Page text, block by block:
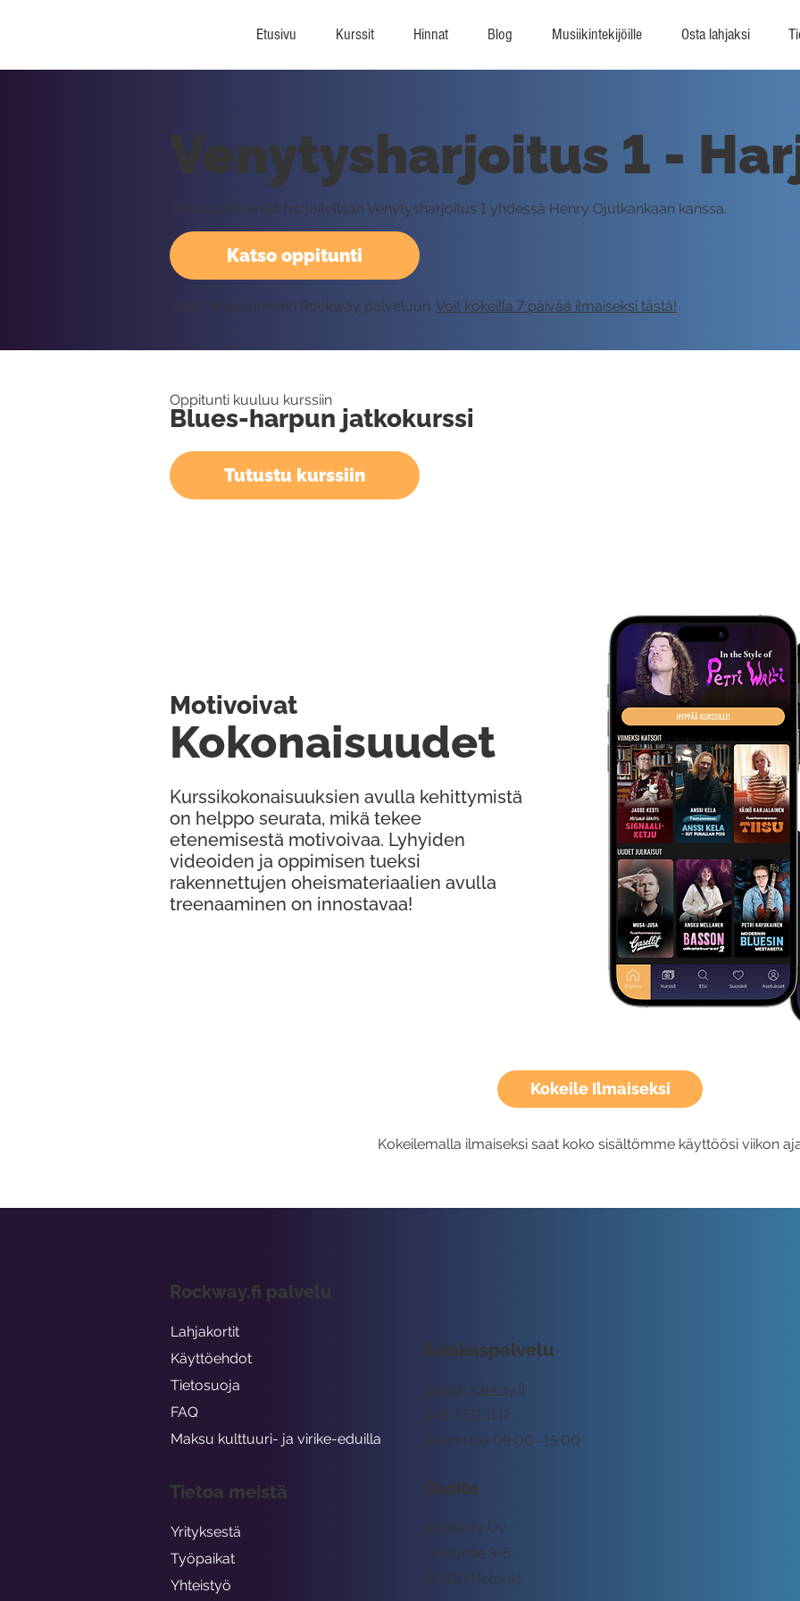
Etusivu Kurssit Hinnat Blog Musiikintekijöille Osta lahjaksi
Kokeile Ilmaiseksi
Kokeilemalla ilmaiseksi saat koko sisältömme käyttöösi viikon
Katso oppitunti
Venytysharjoitus 1 -
Tällä oppitunnilla harjoitellaan Venytysharjoitus 1 yhdessä Henry Ojutkankaan kanssa.
Vaatii kirjautumisen Rockway palveluun. Voit kokeilla 7 päivää ilmaiseksi tästä!
Oppitunti kuuluu kurssiin
Blues-harpun jatkokurssi
Tutustu kurssiin
Kurssikokonaisuuksien avulla kehittymistä
on helppo seurata, mikä tekee
etenemisestä motivoivaa. Lyhyiden
videoiden ja oppimisen tueksi
rakennettujen oheismateriaalien avulla
treenaaminen on innostavaa!
Kokonaisuudet
Motivoivat
Asiakaspalvelu
tuki@rockway.fi
Arkisin klo 09:00 -15:00
045 7731 1111
Osoite
Rockway Oy
Lemuntie 3-5
00510 Helsinki
Rockway.fi palvelu
Lahjakortit
Käyttöehdot
Tietosuoja
FAQ
Maksu kulttuuri- ja virike-eduilla
Tietoa meistä
Yrityksestä
Työpaikat
Yhteistyö